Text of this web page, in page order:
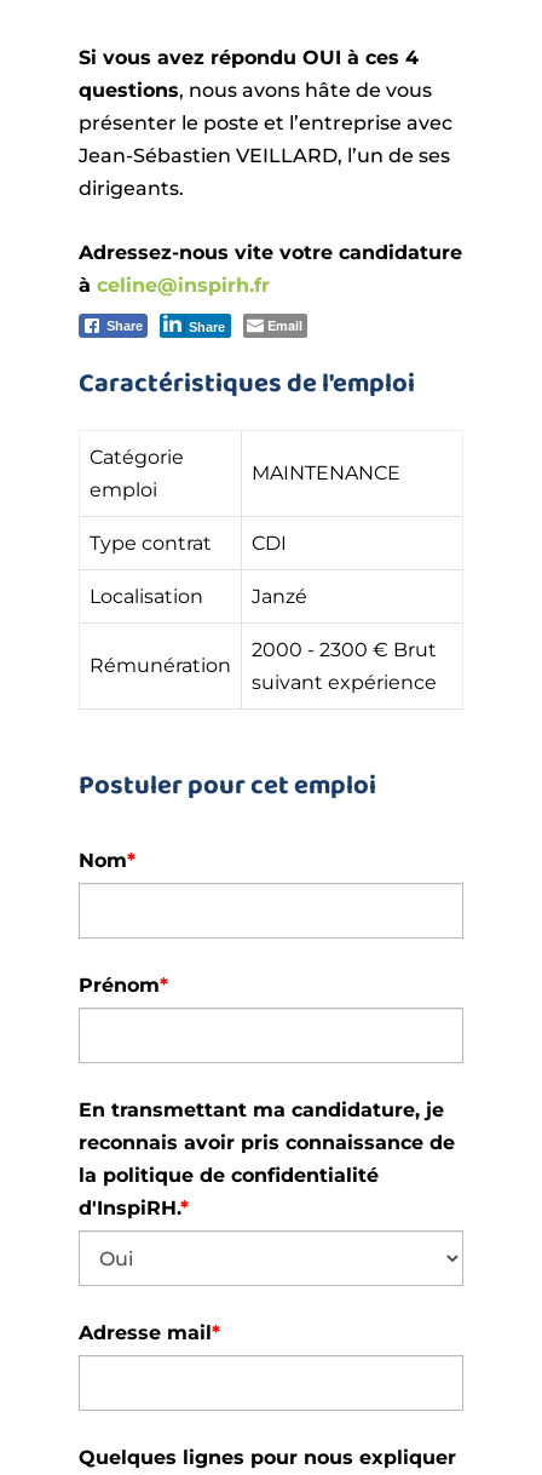
Si vous avez répondu OUI à ces 4
questions, nous avons hâte de vous
présenter le poste et l’entreprise avec
Jean-Sébastien VEILLARD, l’un de ses
dirigeants.
Adressez-nous vite votre candidature
à celine@inspirh.fr
Share Share Email
Caractéristiques de l'emploi
Catégorie
emploi
MAINTENANCE
Type contrat CDI
Localisation Janzé
Rémunération
2000 - 2300 € Brut
suivant expérience
Postuler pour cet emploi
Nom*
Prénom*
En transmettant ma candidature, je
reconnais avoir pris connaissance de
la politique de confidentialité
d'InspiRH.*
Adresse mail*
Quelques lignes pour nous expliquer